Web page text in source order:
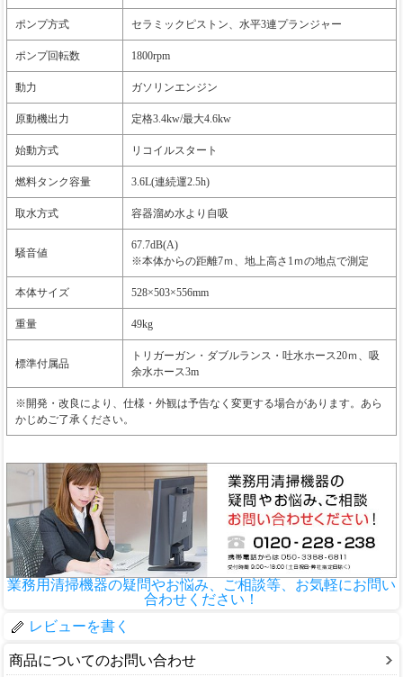
ポンプ方式 セラミックピストン、水平3連プランジャー
ポンプ回転数 1800rpm
動力 ガソリンエンジン
原動機出力 定格3.4kw/最大4.6kw
始動方式 リコイルスタート
燃料タンク容量 3.6L(連続運2.5h)
取水方式 容器溜め水より自吸
騒音値
67.7dB(A)
※本体からの距離7ｍ、地上高さ1ｍの地点で測定
本体サイズ 528×503×556mm
重量 49kg
標準付属品
トリガーガン・ダブルランス・吐水ホース20ｍ、吸
余水ホース3m
※開発・改良により、仕様・外観は予告なく変更する場合があります。あら
かじめご了承ください。
業務用清掃機器の疑問やお悩み、ご相談等、お気軽にお問い
合わせください！
レビューを書く
商品についてのお問い合わせ